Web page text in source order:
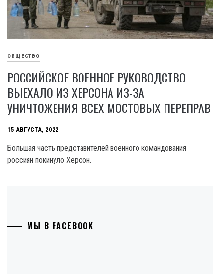
ОБЩЕСТВО
РОССИЙСКОЕ ВОЕННОЕ РУКОВОДСТВО
ВЫЕХАЛО ИЗ ХЕРСОНА ИЗ-ЗА
УНИЧТОЖЕНИЯ ВСЕХ МОСТОВЫХ ПЕРЕПРАВ
15 АВГУСТА, 2022
Большая часть представителей военного командования
россиян покинуло Херсон.
МЫ В FACEBOOK